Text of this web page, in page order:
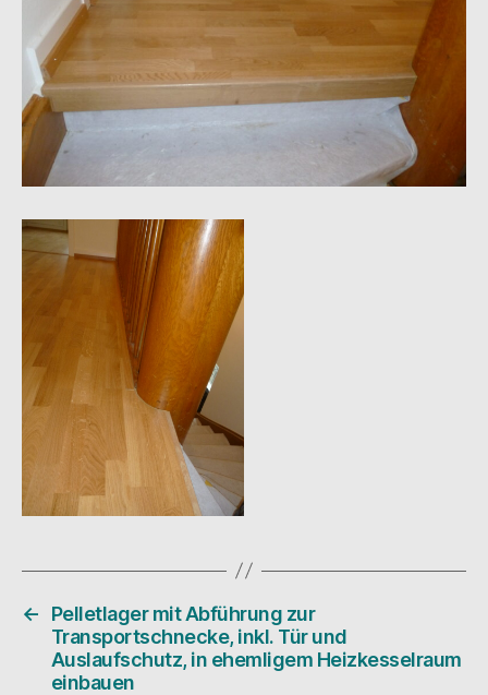
←
Pelletlager mit Abführung zur
Transportschnecke, inkl. Tür und
Auslaufschutz, in ehemligem Heizkesselraum
einbauen